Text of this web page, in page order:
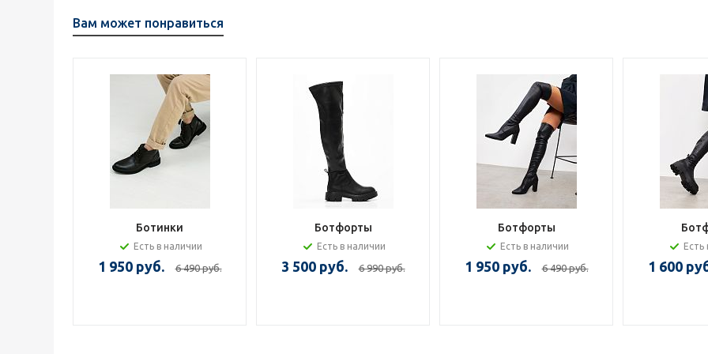
Вам может понравиться
Ботинки
Есть в наличии
1 950 руб. 6 490 руб.
Ботфорты
Есть в наличии
3 500 руб. 6 990 руб.
Ботфорты
Есть в наличии
1 950 руб. 6 490 руб.
Есть
1 600